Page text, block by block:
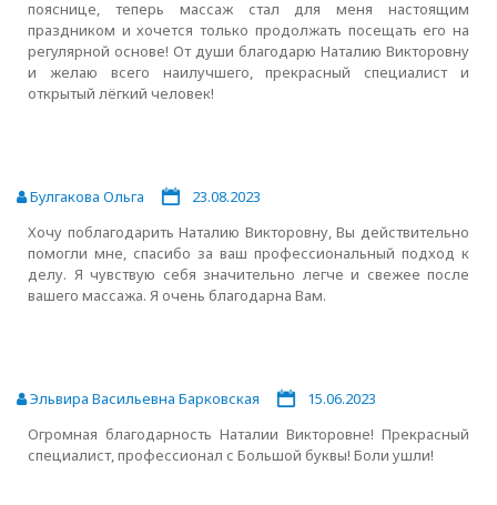
пояснице, теперь массаж стал для меня настоящим
праздником и хочется только продолжать посещать его на
регулярной основе! От души благодарю Наталию Викторовну
и желаю всего наилучшего, прекрасный специалист и
открытый лёгкий человек!
Булгакова Ольга
23.08.2023
Хочу поблагодарить Наталию Викторовну, Вы действительно
помогли мне, спасибо за ваш профессиональный подход к
делу. Я чувствую себя значительно легче и свежее после
вашего массажа. Я очень благодарна Вам.
Эльвира Васильевна Барковская
15.06.2023
Огромная благодарность Наталии Викторовне! Прекрасный
специалист, профессионал с Большой буквы! Боли ушли!